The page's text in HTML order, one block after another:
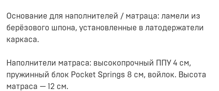
Основание для наполнителей / матраца: ламели из
берёзового шпона, установленные в латодержатели
каркаса.
Наполнители матраcа: высокопрочный ППУ 4 см,
пружинный блок Pocket Springs 8 см, войлок. Высота
матраcа — 12 cм.